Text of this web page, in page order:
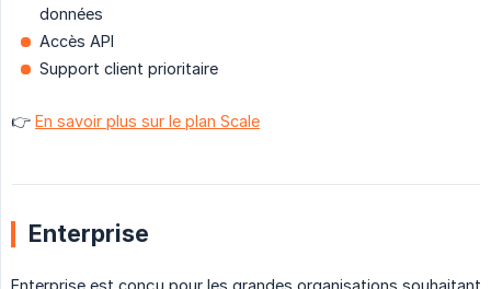
données
Accès API
Support client prioritaire
👉 En savoir plus sur le plan Scale
Enterprise
Enterprise est conçu pour les grandes organisations souhaitant